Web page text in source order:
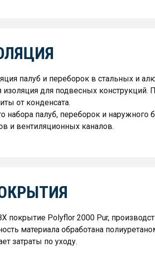
палуб и переборок в стальных и
изоляция для подвесных
от конденсата.
набора палуб, переборок и наружного
и вентиляционных каналов.
покрытие Polyflor 2000 Pur,
материала обработана
затраты по уходу.